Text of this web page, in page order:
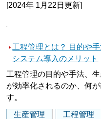
[2024年 1月22日更新]
工程管理とは？ 目的や
システム導入のメリット
工程管理の目的や手法、
が効率化されるのか、何
す。
生産管理 工程管理